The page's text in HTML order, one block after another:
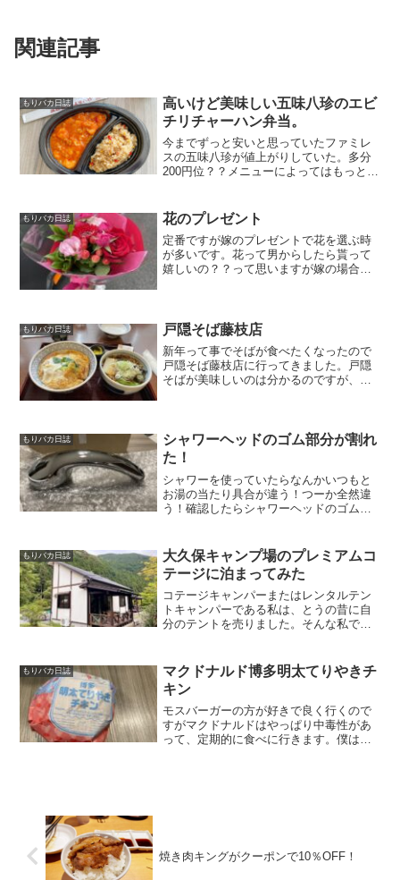
関連記事
もりバカ日誌
高いけど美味しい五味八珍のエビ
チリチャーハン弁当。
今までずっと安いと思っていたファミレ
スの五味八珍が値上がりしていた。多分
200円位？？メニューによってはもっとか
行けば必ず食べます。テイクアウトもや
っているので今回は「...
もりバカ日誌 花のプレゼント
定番ですが嫁のプレゼントで花を選ぶ時
が多いです。花って男からしたら貰って
嬉しいの？？って思いますが嫁の場合は
毎回毎回よく喜んでくれる...
もりバカ日誌 戸隠そば藤枝店
新年って事でそばが食べたくなったので
戸隠そば藤枝店に行ってきました。戸隠
そばが美味しいのは分かるのですが、い
大勢いました。そばの気...
もりバカ日誌
シャワーヘッドのゴム部分が割れ
た！
シャワーを使っていたらなんかいつもと
お湯の当たり具合が違う！つーか全然違
う！確認したらシャワーヘッドのゴム部
ッド エコフルスプレーシャワー(メッキ仕
様) ...
もりバカ日誌
大久保キャンプ場のプレミアムコ
テージに泊まってみた
コテージキャンパーまたはレンタルテン
トキャンパーである私は、とうの昔に自
分のテントを売りました。そんな私です
ので共有します！今回泊まったコテージ
は最大10人泊まれる「プ...
もりバカ日誌
マクドナルド博多明太てりやきチ
キン
モスバーガーの方が好きで良く行くので
すがマクドナルドはやっぱり中毒性があ
って、定期的に食べに行きます。僕は明
焼き肉キングがクーポンで10％OFF！